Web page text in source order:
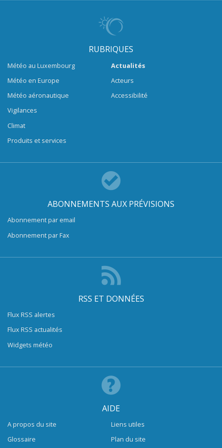
RUBRIQUES
Météo au Luxembourg
Météo en Europe
Météo aéronautique
Vigilances
Climat
Produits et services
Actualités
Acteurs
Accessibilité
ABONNEMENTS AUX PRÉVISIONS
Abonnement par email
Abonnement par Fax
RSS ET DONNÉES
Flux RSS alertes
Flux RSS actualités
Widgets météo
AIDE
A propos du site
Glossaire
Liens utiles
Plan du site